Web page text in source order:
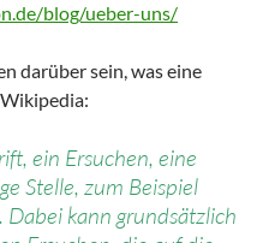
blog/ueber-uns/
darüber sein, was eine
ein Ersuchen, eine
Stelle, zum Beispiel
kann grundsätzlich